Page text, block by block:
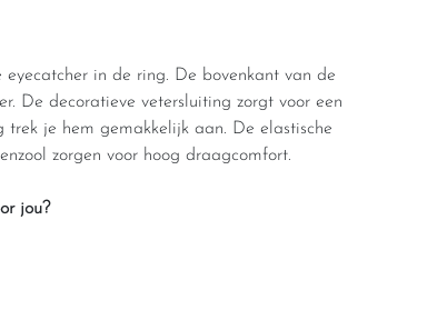
eyecatcher in de ring. De bovenkant van de
De decoratieve vetersluiting zorgt voor een
je hem gemakkelijk aan. De elastische
zorgen voor hoog draagcomfort.
jou?